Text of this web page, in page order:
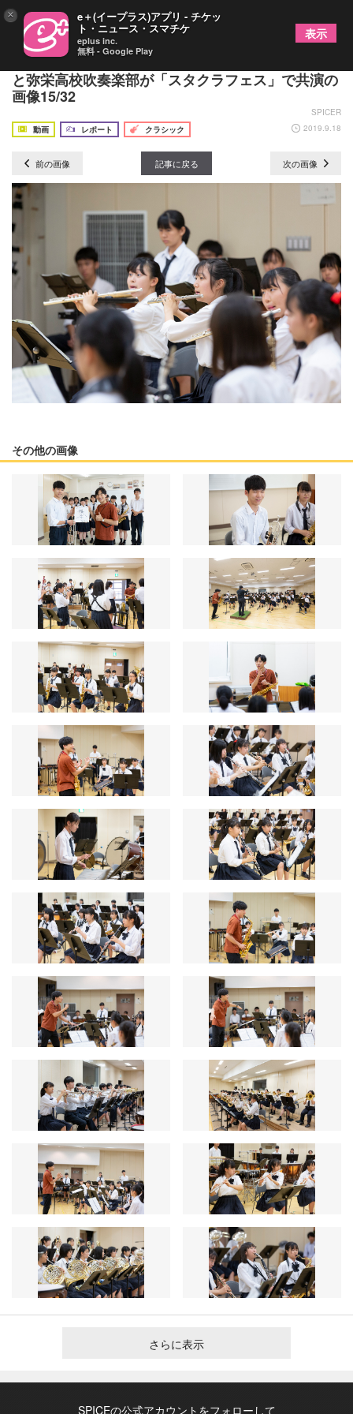
【リハーサル・レポート】サックス奏者・上野耕平
と弥栄高校吹奏楽部が「スタクラフェス」で共演の
画像15/32
SPICER
動画
レポート クラシック 2019.9.18
前の画像 記事に戻る 次の画像
その他の画像
さらに表示
SPICEの公式アカウントをフォローして
× e＋(イープラス)アプリ - チケッ
ト・ニュース・スマチケ
eplus inc.
無料 - Google Play
表示